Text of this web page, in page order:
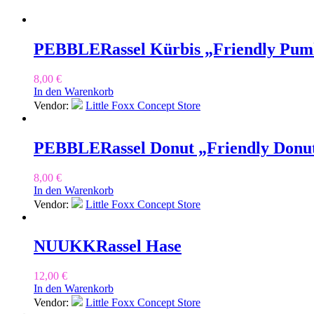
PEBBLERassel Kürbis „Friendly
8,00 €
In den Warenkorb
Vendor:
Little Foxx Concept Store
PEBBLERassel Donut „Friendly
8,00 €
In den Warenkorb
Vendor:
Little Foxx Concept Store
NUUKKRassel Hase
12,00 €
In den Warenkorb
Vendor:
Little Foxx Concept Store